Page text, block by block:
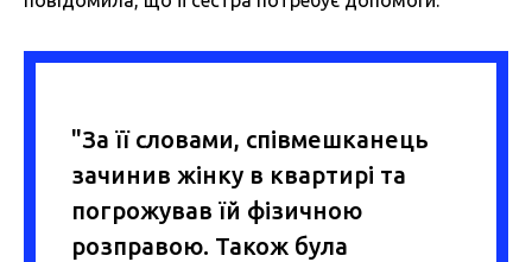
"За її словами, співмешканець
зачинив жінку в квартирі та
погрожував їй фізичною
розправою. Також була